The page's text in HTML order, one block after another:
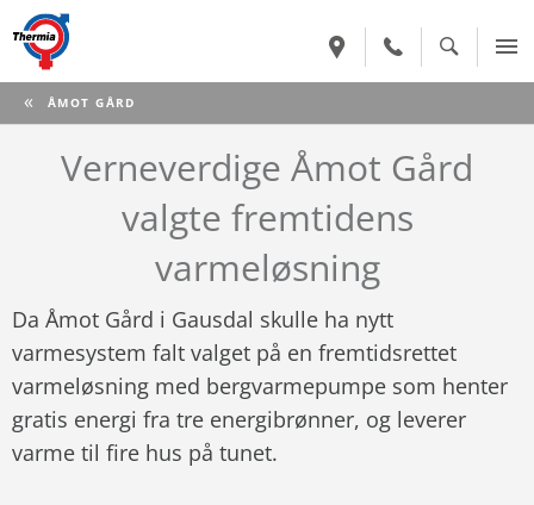
CURRENT:
ÅMOT GÅRD
Verneverdige Åmot Gård
valgte fremtidens
varmeløsning
Da Åmot Gård i Gausdal skulle ha nytt
varmesystem falt valget på en fremtidsrettet
varmeløsning med bergvarmepumpe som henter
gratis energi fra tre energibrønner, og leverer
varme til fire hus på tunet.